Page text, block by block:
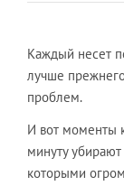
Каждый несет
лучше
проблем.
И вот моменты
минуту
которыми